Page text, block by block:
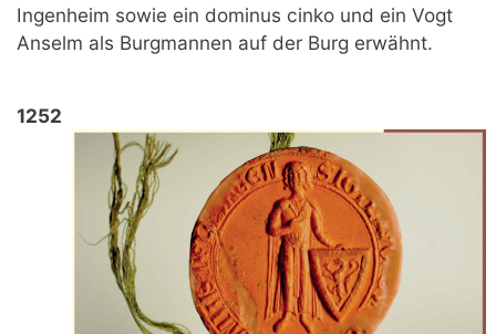
Ingenheim sowie ein dominus cinko und ein Vogt
Anselm als Burgmannen auf der Burg erwähnt.
1252